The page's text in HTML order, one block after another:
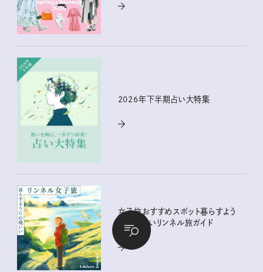
2026年下半期占い大特集
女子旅おすすめスポット暮らすよう
に心地いいリンネル旅ガイド